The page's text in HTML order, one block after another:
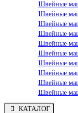
Швейные
Швейные
Швейные
Швейные
Швейные
Швейные
Швейные
Швейные
Швейные
Швейные
КАТАЛОГ